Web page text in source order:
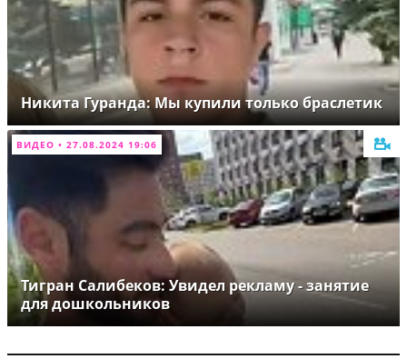
Никита Гуранда: Мы купили только браслетик
ВИДЕО • 27.08.2024 19:06
Тигран Салибеков: Увидел рекламу - занятие
для дошкольников